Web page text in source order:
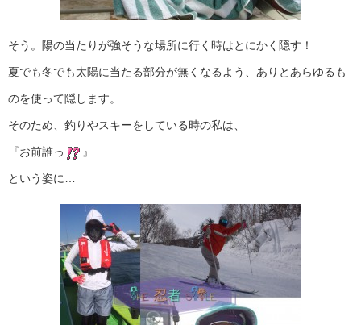
そう。陽の当たりが強そうな場所に行く時はとにかく隠す！
夏でも冬でも太陽に当たる部分が無くなるよう、ありとあらゆるも
のを使って隠します。
そのため、釣りやスキーをしている時の私は、
『お前誰っ 』
という姿に…